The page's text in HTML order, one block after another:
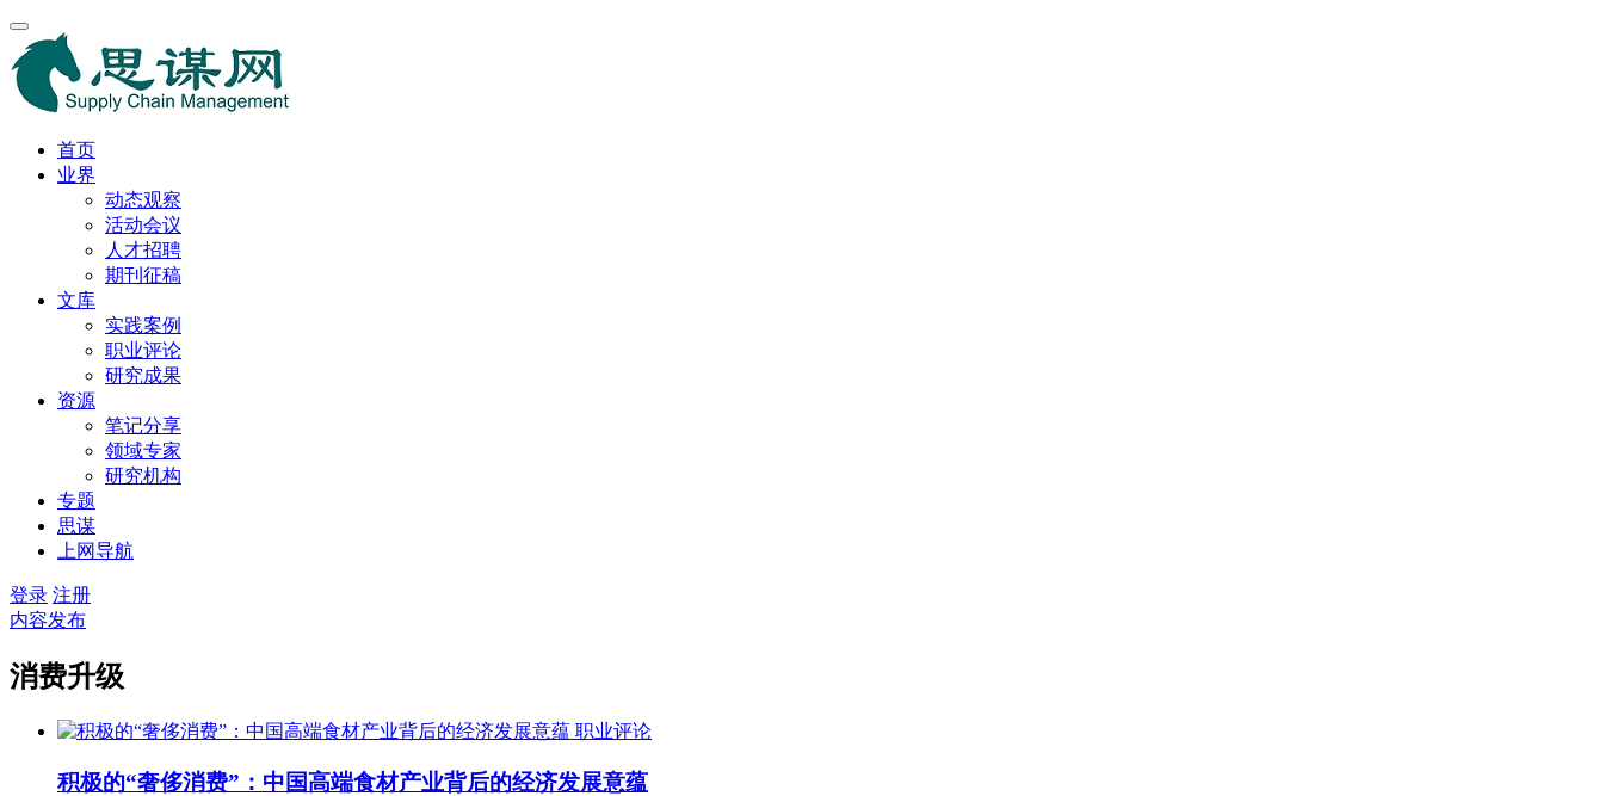
首页
业界
动态观察
活动会议
人才招聘
期刊征稿
文库
实践案例
职业评论
研究成果
资源
笔记分享
领域专家
研究机构
专题
思谋
上网导航
登录 注册
内容发布
消费升级
职业评论
积极的“奢侈消费”：中国高端食材产业背后的经济发展意蕴